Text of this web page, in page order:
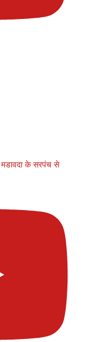
मडावदा के सरपंच से